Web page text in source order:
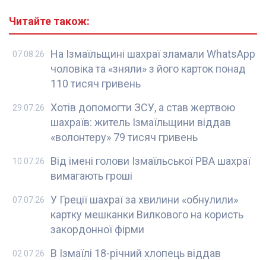
Читайте також:
На Ізмаїльщині шахраї зламали WhatsApp
чоловіка та «зняли» з його карток понад
110 тисяч гривень
07.08.26
Хотів допомогти ЗСУ, а став жертвою
шахраїв: житель Ізмаїльщини віддав
«волонтеру» 79 тисяч гривень
29.07.26
Від імені голови Ізмаїльської РВА шахраї
вимагають гроші
10.07.26
У Греції шахраї за хвилини «обнулили»
картку мешканки Вилкового на користь
закордонної фірми
07.07.26
В Ізмаїлі 18-річний хлопець віддав
02.07.26